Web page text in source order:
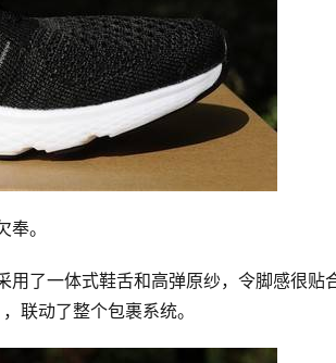
。
了一体式鞋舌和高弹原纱，令脚感很贴
联动了整个包裹系统。